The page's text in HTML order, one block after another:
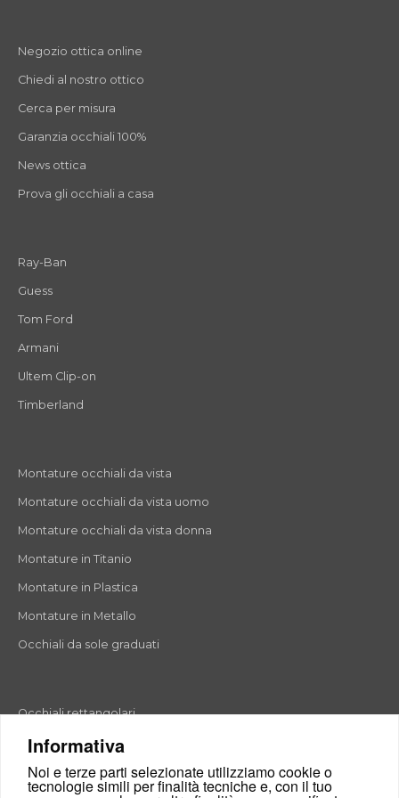
Informativa
Noi e terze parti selezionate utilizziamo cookie o
tecnologie simili per finalità tecniche e, con il tuo
Negozio ottica online
Chiedi al nostro ottico
Cerca per misura
Garanzia occhiali 100%
News ottica
Prova gli occhiali a casa
Ray-Ban
Guess
Tom Ford
Armani
Ultem Clip-on
Timberland
Montature occhiali da vista
Montature occhiali da vista uomo
Montature occhiali da vista donna
Montature in Titanio
Montature in Plastica
Montature in Metallo
Occhiali da sole graduati
Occhiali rettangolari
Occhiali rotondi
Occhiali a goccia